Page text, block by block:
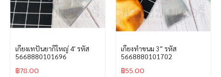
เกียงเทปันยากิใหญ่ 4′ รหัส
5668880101696
฿78.00
เกียงทำขนม 3″ รหัส
5668880101702
฿55.00